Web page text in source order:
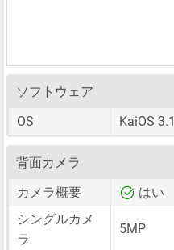
ソフトウェア
OS
KaiOS 3.1
背面カメラ
カメラ概要
はい
シングルカメ
ラ
5MP